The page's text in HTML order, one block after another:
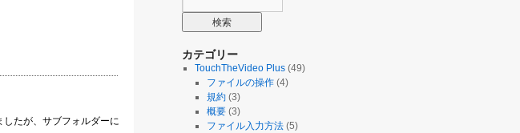
たが、サブフォルダーに
カテゴリー
TouchTheVideo Plus(49)
ファイルの操作 (4)
規約 (3)
概要 (3)
ファイル入力方法 (5)